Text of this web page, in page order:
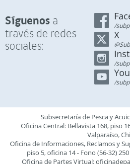
Síguenos a
través de redes
sociales:
/
X
/
/
Subsecretaría de Pesca y
Oficina Central: Bellavista 168, piso
Valparaíso,
Oficina de Informaciones, Reclamos y
piso 5, oficina 14 - Fono (56-32)
Oficina de Partes Virtual: